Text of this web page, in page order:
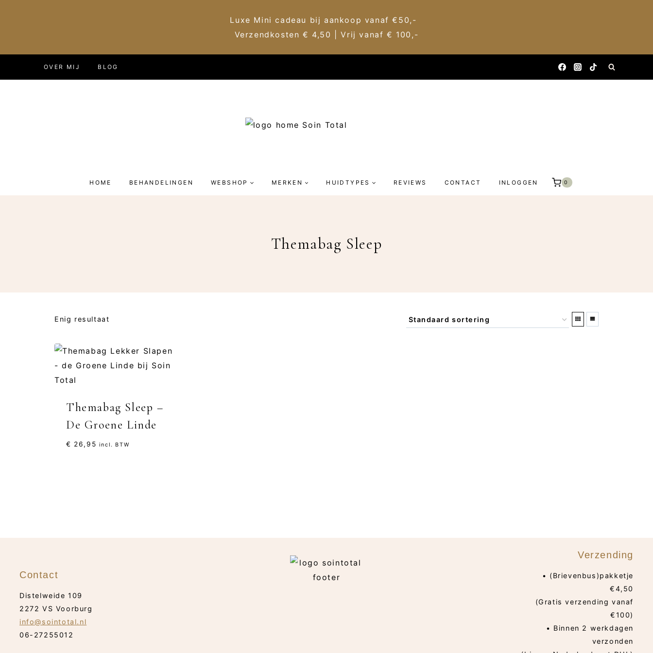
Luxe Mini cadeau bij aankoop vanaf €50,-
Verzendkosten € 4,50 | Vrij vanaf € 100,-
OVER MIJ BLOG
HOME BEHANDELINGEN WEBSHOP MERKEN HUIDTYPES REVIEWS CONTACT INLOGGEN 0
Themabag Sleep
Enig resultaat
Themabag Sleep –
De Groene Linde
€ 26,95 incl. BTW
Contact
Distelweide 109
2272 VS Voorburg
info@sointotal.nl
06-27255012
Verzending
• (Brievenbus)pakketje
€4,50
(Gratis verzending vanaf
€100)
• Binnen 2 werkdagen
verzonden